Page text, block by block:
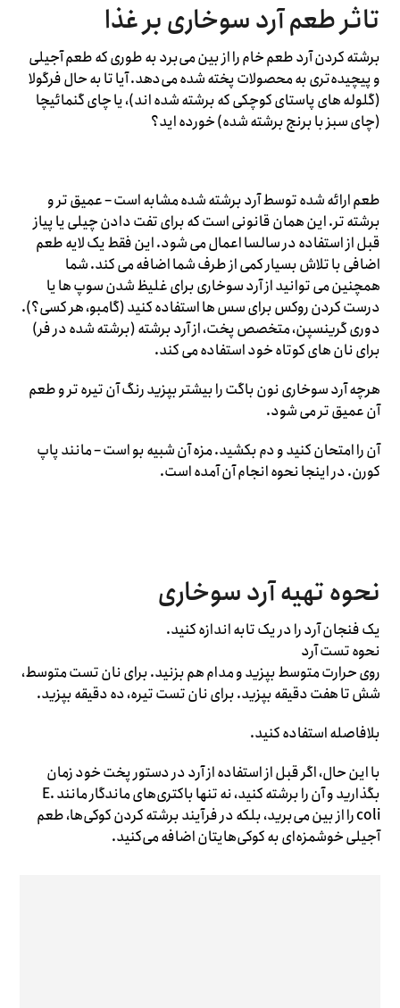
تاثر طعم آرد سوخاری بر غذا
برشته کردن آرد طعم خام را از بین می‌برد به طوری که طعم آجیلی
و پیچیده‌تری به محصولات پخته شده می‌دهد. آیا تا به حال فرگولا
(گلوله های پاستای کوچکی که برشته شده اند)، یا چای گنمائیچا
(چای سبز با برنج برشته شده) خورده اید؟
طعم ارائه شده توسط آرد برشته شده مشابه است – عمیق تر و
برشته تر. این همان قانونی است که برای تفت دادن چیلی یا پیاز
قبل از استفاده در سالسا اعمال می شود. این فقط یک لایه طعم
اضافی با تلاش بسیار کمی از طرف شما اضافه می کند. شما
همچنین می توانید از آرد سوخاری برای غلیظ شدن سوپ ها یا
درست کردن روکس برای سس ها استفاده کنید (گامبو، هر کسی؟).
دوری گرینسپن، متخصص پخت، از آرد برشته (برشته شده در فر)
برای نان های کوتاه خود استفاده می کند.
هرچه آرد سوخاری نون باگت را بیشتر بپزید رنگ آن تیره تر و طعم
آن عمیق تر می شود.
آن را امتحان کنید و دم بکشید. مزه آن شبیه بو است – مانند پاپ
کورن. در اینجا نحوه انجام آن آمده است.
نحوه تهیه آرد سوخاری
یک فنجان آرد را در یک تابه اندازه کنید.
نحوه تست آرد
روی حرارت متوسط ​​بپزید و مدام هم بزنید. برای نان تست متوسط،
شش تا هفت دقیقه بپزید. برای نان تست تیره، ده دقیقه بپزید.
بلافاصله استفاده کنید.
با این حال، اگر قبل از استفاده از آرد در دستور پخت خود زمان
بگذارید و آن را برشته کنید، نه تنها باکتری‌های ماندگار مانند E.
coli را از بین می‌برید، بلکه در فرآیند برشته کردن کوکی‌ها، طعم
آجیلی خوشمزه‌ای به کوکی‌هایتان اضافه می‌کنید.